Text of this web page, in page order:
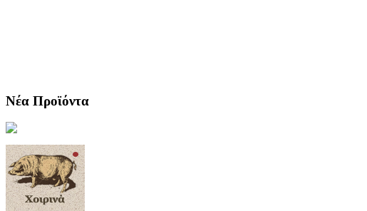
Νέα Προϊόντα